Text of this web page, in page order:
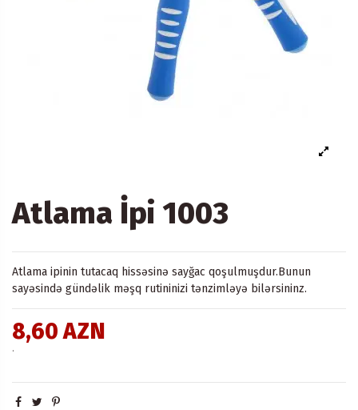
Atlama İpi 1003
Atlama ipinin tutacaq hissəsinə sayğac qoşulmuşdur.Bunun
sayəsində gündəlik məşq rutininizi tənzimləyə bilərsininz.
8,60 AZN
.